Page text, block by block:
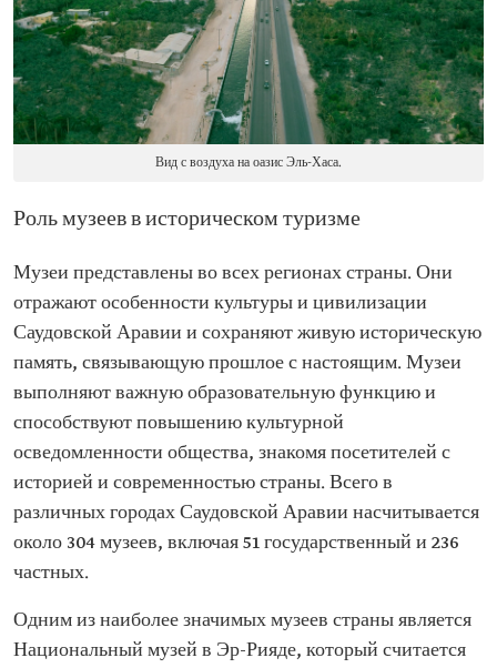
Вид с воздуха на оазис Эль-Хаса.
Роль музеев в историческом туризме
Музеи представлены во всех регионах страны. Они
отражают особенности культуры и цивилизации
Саудовской Аравии и сохраняют живую историческую
память, связывающую прошлое с настоящим. Музеи
выполняют важную образовательную функцию и
способствуют повышению культурной
осведомленности общества, знакомя посетителей с
историей и современностью страны. Всего в
различных городах Саудовской Аравии насчитывается
около 304 музеев, включая 51 государственный и 236
частных.
Одним из наиболее значимых музеев страны является
Национальный музей в Эр-Рияде, который считается